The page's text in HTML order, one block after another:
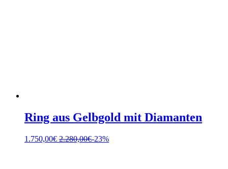
Ring aus Gelbgold mit Diamanten
1.750,00€ 2.280,00€-23%